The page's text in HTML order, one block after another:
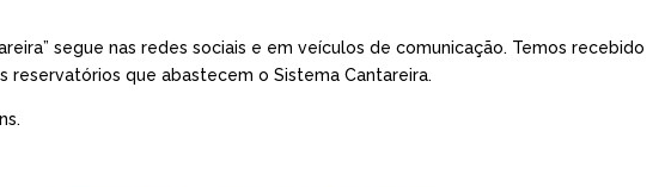
segue nas redes sociais e em veículos de comunicação. Temos recebido
reservatórios que abastecem o Sistema Cantareira.